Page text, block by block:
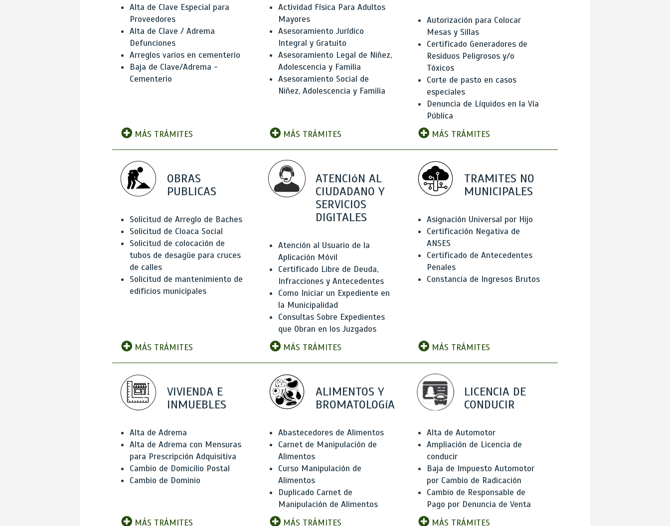
Alta de Clave Especial para
Proveedores
Alta de Clave / Adrema
Defunciones
Arreglos varios en cementerio
Baja de Clave/Adrema -
Cementerio
MÁS TRÁMITES
Actividad Física Para Adultos
Mayores
Asesoramiento Jurídico
Integral y Gratuito
Asesoramiento Legal de Niñez,
Adolescencia y Familia
Asesoramiento Social de
Niñez, Adolescencia y Familia
MÁS TRÁMITES
Autorización para Colocar
Mesas y Sillas
Certificado Generadores de
Residuos Peligrosos y/o
Tóxicos
Corte de pasto en casos
especiales
Denuncia de Líquidos en la Vía
Pública
MÁS TRÁMITES
OBRAS
PUBLICAS
Solicitud de Arreglo de Baches
Solicitud de Cloaca Social
Solicitud de colocación de
tubos de desagüe para cruces
de calles
Solicitud de mantenimiento de
edificios municipales
MÁS TRÁMITES
ATENCIóN AL
CIUDADANO Y
SERVICIOS
DIGITALES
Atención al Usuario de la
Aplicación Móvil
Certificado Libre de Deuda,
Infracciones y Antecedentes
Como Iniciar un Expediente en
la Municipalidad
Consultas Sobre Expedientes
que Obran en los Juzgados
MÁS TRÁMITES
TRAMITES NO
MUNICIPALES
Asignación Universal por Hijo
Certificación Negativa de
ANSES
Certificado de Antecedentes
Penales
Constancia de Ingresos Brutos
MÁS TRÁMITES
VIVIENDA E
INMUEBLES
Alta de Adrema
Alta de Adrema con Mensuras
para Prescripción Adquisitiva
Cambio de Domicilio Postal
Cambio de Dominio
MÁS TRÁMITES
ALIMENTOS Y
BROMATOLOGíA
Abastecedores de Alimentos
Carnet de Manipulación de
Alimentos
Curso Manipulación de
Alimentos
Duplicado Carnet de
Manipulación de Alimentos
MÁS TRÁMITES
LICENCIA DE
CONDUCIR
Alta de Automotor
Ampliación de Licencia de
conducir
Baja de Impuesto Automotor
por Cambio de Radicación
Cambio de Responsable de
Pago por Denuncia de Venta
MÁS TRÁMITES